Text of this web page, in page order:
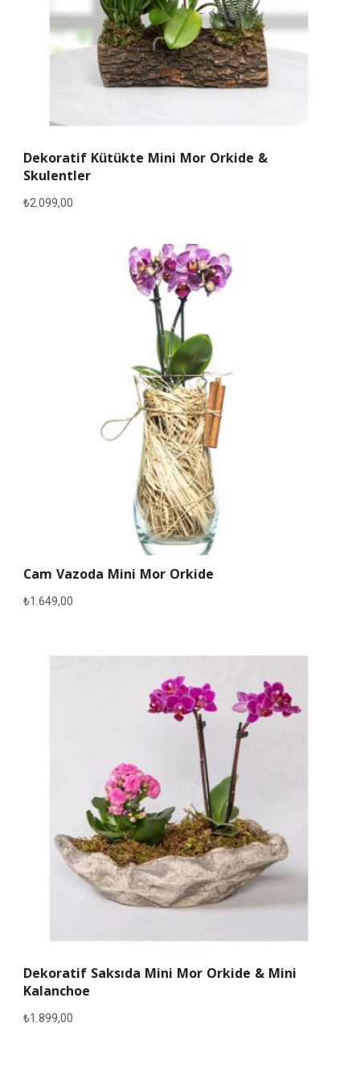
Dekoratif Kütükte Mini Mor Orkide &
Skulentler
₺2.099,00
Cam Vazoda Mini Mor Orkide
₺1.649,00
Dekoratif Saksıda Mini Mor Orkide & Mini
Kalanchoe
₺1.899,00